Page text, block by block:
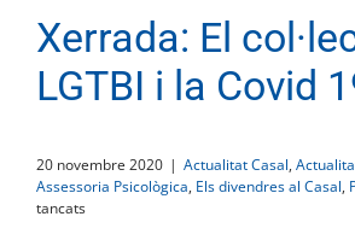
Xerrada: El
LGTBI i la Covid
20 novembre 2020 | Actualitat Casal,
Assessoria Psicològica, Els divendres al Casal,
tancatsa